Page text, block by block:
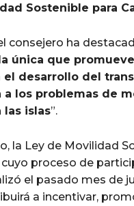
Sostenible para
consejero ha
única que
el desarrollo del
a los problemas de
las islas”.
la Ley de Movilidad
cuyo proceso de
el pasado mes de
a incentivar,